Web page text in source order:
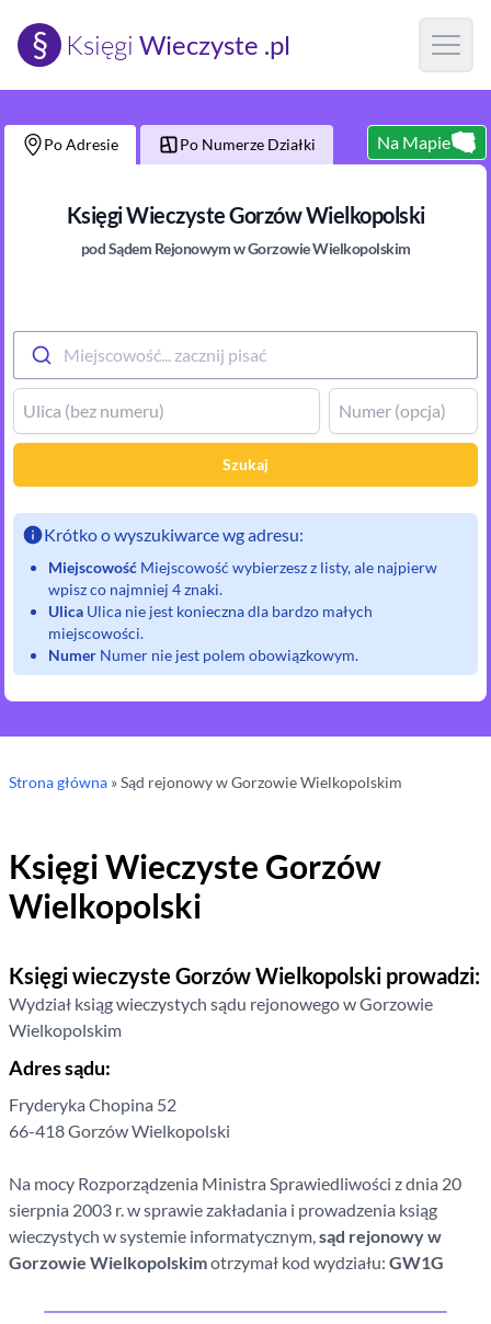
§ Księgi Wieczyste .pl Open
Po Adresie Po Numerze Działki Na Mapie
Księgi WieczysteGorzów Wielkopolski
pod Sądem Rejonowymw Gorzowie Wielkopolskim
Miejscowość... zacznij pisać
Szukaj
Krótko o wyszukiwarce wg adresu:
Miejscowość Miejscowość wybierzesz z listy, ale najpierw
wpisz co najmniej 4 znaki.
Ulica Ulica nie jest konieczna dla bardzo małych
miejscowości.
Numer Numer nie jest polem obowiązkowym.
Strona główna »Sąd rejonowyw Gorzowie Wielkopolskim
Księgi Wieczyste Gorzów
Wielkopolski
Księgi wieczyste Gorzów Wielkopolski prowadzi:
Wydział ksiąg wieczystych sądu rejonowegow Gorzowie
Wielkopolskim
Adres sądu:
Fryderyka Chopina 52
66-418Gorzów Wielkopolski
Na mocy Rozporządzenia Ministra Sprawiedliwości z dnia 20
sierpnia 2003 r. w sprawie zakładania i prowadzenia ksiąg
wieczystych w systemie informatycznym,sąd rejonowyw
Gorzowie Wielkopolskimotrzymał kod wydziału: GW1G